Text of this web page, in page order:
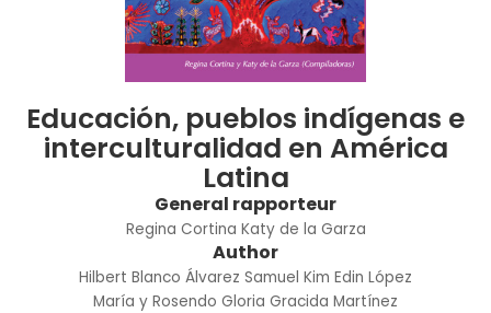
Educación, pueblos indígenas e
interculturalidad en América
Latina
General rapporteur
Regina Cortina Katy de la Garza
Author
Hilbert Blanco Álvarez Samuel Kim Edin López
María y Rosendo Gloria Gracida Martínez